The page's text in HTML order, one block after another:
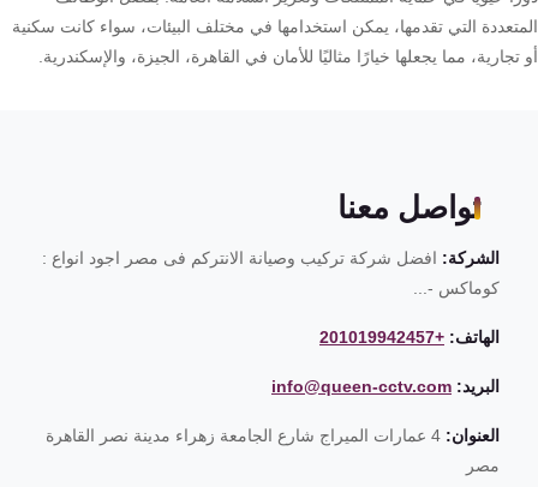
التي تقدمها، يمكن استخدامها في مختلف البيئات، سواء كانت سكنية
تجارية، مما يجعلها خيارًا مثاليًا للأمان في القاهرة، الجيزة، والإسكندرية.
تواصل معنا
الشركة:افضل شركة تركيب وصيانة الانتركم فى مصر اجود انواع :
كوماكس -...
الهاتف: +201019942457
البريد: info@queen-cctv.com
العنوان:
4 عمارات الميراج شارع الجامعة زهراء مدينة نصر القاهرة
مصر